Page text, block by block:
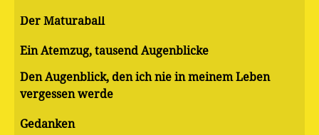
Der Maturaball
Ein Atemzug, tausend Augenblicke
Den Augenblick, den ich nie in meinem Leben
vergessen werde
Gedanken